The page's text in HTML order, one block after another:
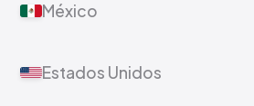
México
Estados Unidos